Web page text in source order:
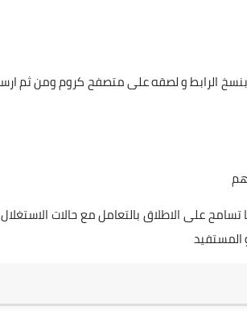
الرابط و لصقه على متصفح كروم ومن ثم
على الاطلاق بالتعامل مع حالات
المستفيد